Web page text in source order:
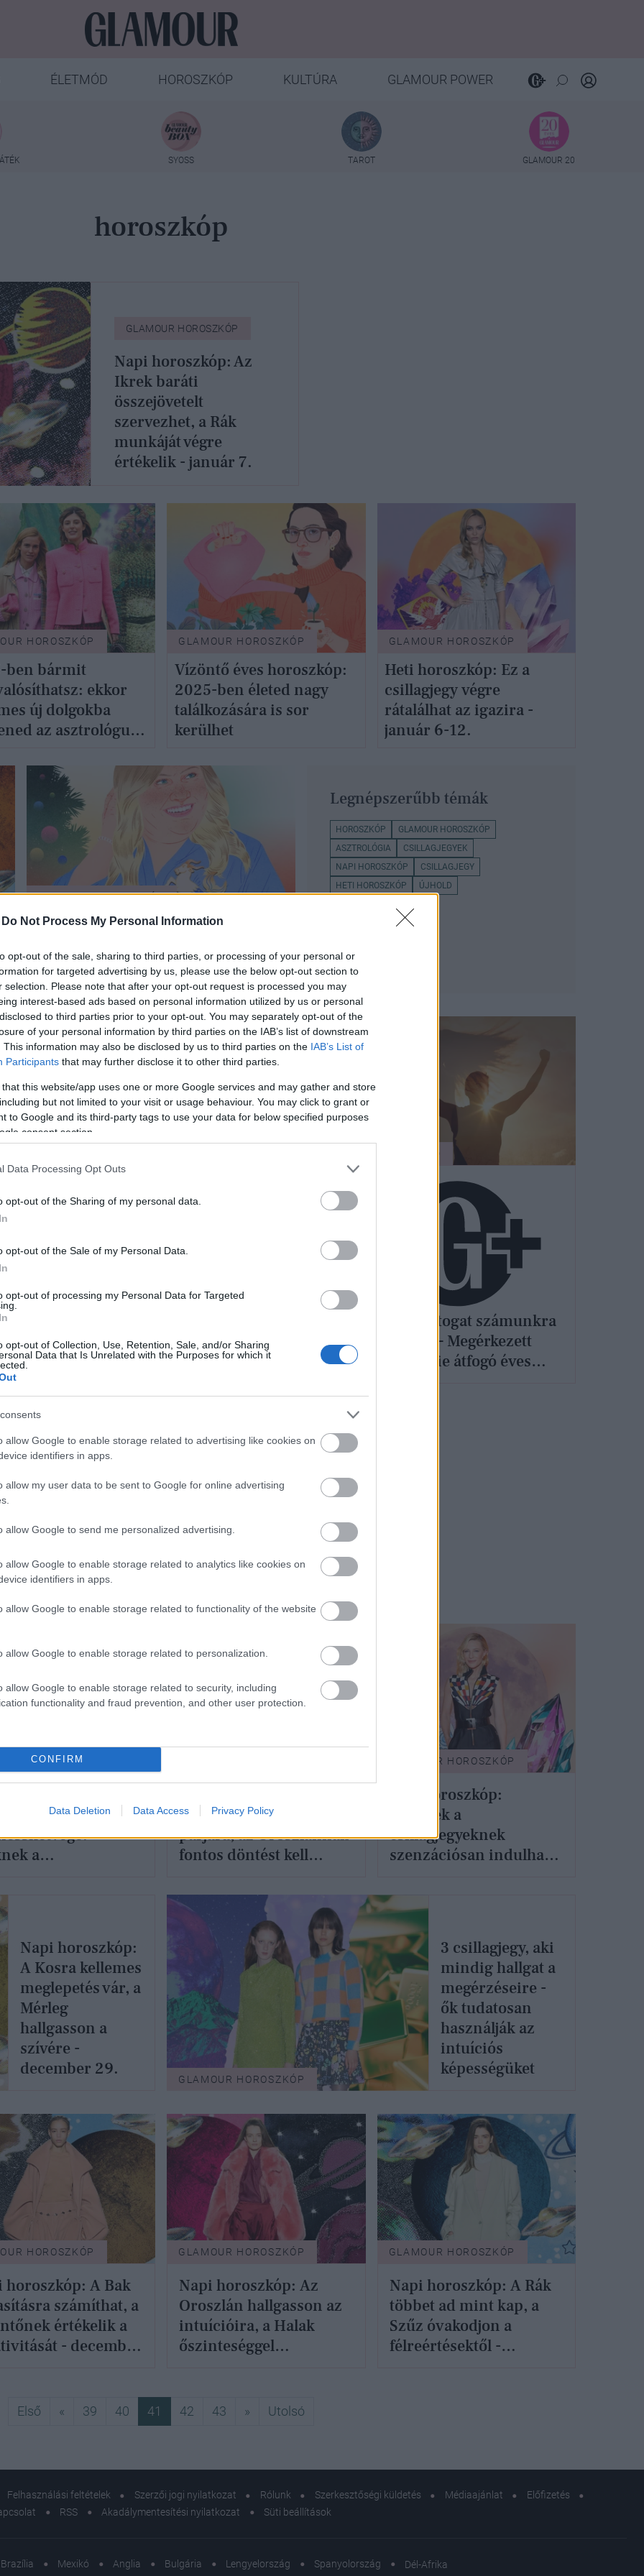
Do Not Process My Personal Information
opt-out of the sale, sharing to third parties, or processing of your personal or
for targeted advertising by us, please use the below opt-out section to
selection. Please note that after your opt-out request is processed you may
interest-based ads based on personal information utilized by us or personal
to third parties prior to your opt-out. You may separately opt-out of the
of your personal information by third parties on the IAB’s list of downstream
This information may also be disclosed by us to third parties on the IAB’s List of
Participants that may further disclose it to other third parties.
that this website/app uses one or more Google services and may gather and store
but not limited to your visit or usage behaviour. You may click to grant or
to Google and its third-party tags to use your data for below specified purposes
consent section.
Data Processing Opt Outs
opt-out of the Sharing of my personal data.
opt-out of the Sale of my Personal Data.
opt-out of processing my Personal Data for Targeted
opt-out of Collection, Use, Retention, Sale, and/or Sharing
Data that Is Unrelated with the Purposes for which it
allow Google to enable storage related to advertising like cookies on
identifiers in apps.
allow my user data to be sent to Google for online advertising
allow Google to send me personalized advertising.
allow Google to enable storage related to analytics like cookies on
identifiers in apps.
allow Google to enable storage related to functionality of the website
allow Google to enable storage related to personalization.
allow Google to enable storage related to security, including
functionality and fraud prevention, and other user protection.
CONFIRM
Data Deletion Data Access Privacy Policy
ÉLETMÓD HOROSZKÓP KULTÚRA GLAMOUR POWER
SYOSS TAROT GLAMOUR 20
horoszkóp
GLAMOUR HOROSZKÓP
Napi horoszkóp: Az
Ikrek baráti
összejövetelt
szervezhet, a Rák
munkáját végre
értékelik - január 7.
HOROSZKÓP
ben bármit
ekkor
új dolgokba
az asztrológus
GLAMOUR HOROSZKÓP
Vízöntő éves horoszkóp:
2025-ben életed nagy
találkozására is sor
kerülhet
GLAMOUR HOROSZKÓP
Heti horoszkóp: Ez a
csillagjegy végre
rátalálhat az igazira -
január 6-12.
GLAMOUR HOROSZKÓP
Bak éves horoszkóp: 2025-ben
álomesküvő és varázslatos
erotikus élmények várhatnak rád
Legnépszerűbb témák
HOROSZKÓP
GLAMOUR HOROSZKÓP
ASZTROLÓGIA
CSILLAGJEGYEK
NAPI HOROSZKÓP
CSILLAGJEGY
HETI HOROSZKÓP
ÚJHOLD
és
ez vár
2025-ben a
szerint
Napi horoszkóp: A Bika
fejest ugorhat a
Mit tartogat számunkra
2025? – Megérkezett
Selenvie átfogó éves
Napi horoszkóp:
csillagjegyeknek
2025 - január 1.
HOROSZKÓP
a
lesz a
- Havi horoszkóp
figyeljen oda jobban a
párjára, az Oroszlánnak
fontos döntést kell
GLAMOUR HOROSZKÓP
Heti horoszkóp:
Ezeknek a
csillagjegyeknek
szenzációsan indulhat
január 5.
Napi horoszkóp:
A Kosra kellemes
meglepetés vár, a
Mérleg
hallgasson a
szívére -
december 29.
GLAMOUR HOROSZKÓP
3 csillagjegy, aki
mindig hallgat a
megérzéseire -
ők tudatosan
használják az
intuíciós
képességüket
HOROSZKÓP
horoszkóp: A Bak
számíthat, a
értékelik a
- december
GLAMOUR HOROSZKÓP
Napi horoszkóp: Az
Oroszlán hallgasson az
intuícióira, a Halak
őszinteséggel
december 26.
GLAMOUR HOROSZKÓP
Napi horoszkóp: A Rák
többet ad mint kap, a
Szűz óvakodjon a
félreértésektől -
Első Első
« Előző
39 40 41 42 43 » Következő
Utolsó
Felhasználási feltételek Szerzői jogi nyilatkozat Rólunk Szerkesztőségi küldetés Médiaajánlat
Előfizetés
RSS Akadálymentesítési nyilatkozat Süti beállítások
Brazília Mexikó Anglia Bulgária Lengyelország Spanyolország Dél-Afrika